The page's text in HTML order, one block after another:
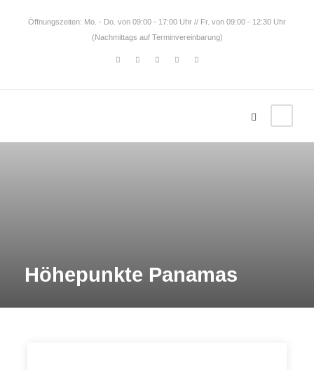
Öffnungszeiten: Mo. - Do. von 09:00 - 17:00 Uhr // Fr. von 09:00 - 12:30 Uhr
(Nachmittags auf Terminvereinbarung)
Höhepunkte Panamas